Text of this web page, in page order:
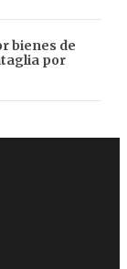
bienes de
por